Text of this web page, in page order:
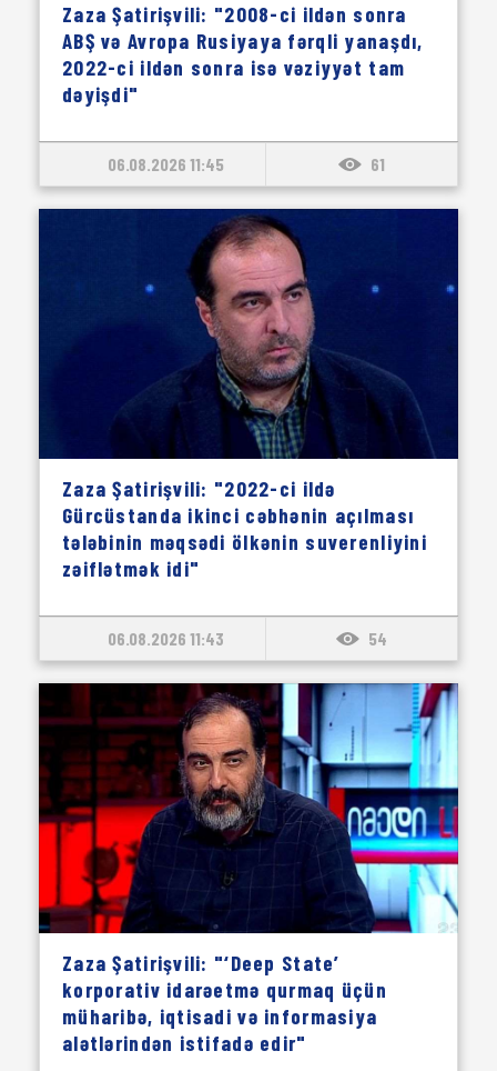
Zaza Şatirişvili: "2008-ci ildən sonra
ABŞ və Avropa Rusiyaya fərqli yanaşdı,
2022-ci ildən sonra isə vəziyyət tam
dəyişdi"
06.08.2026 11:45 61
Zaza Şatirişvili: "2022-ci ildə
Gürcüstanda ikinci cəbhənin açılması
tələbinin məqsədi ölkənin suverenliyini
zəiflətmək idi"
06.08.2026 11:43 54
Zaza Şatirişvili: "‘Deep State’
korporativ idarəetmə qurmaq üçün
müharibə, iqtisadi və informasiya
alətlərindən istifadə edir"